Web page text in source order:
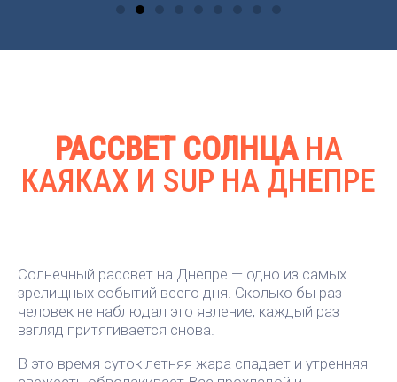
РАССВЕТ СОЛНЦАНА
КАЯКАХ И SUP НА ДНЕПРЕ
Солнечный рассвет на Днепре — одно из самых
зрелищных событий всего дня. Сколько бы раз
человек не наблюдал это явление, каждый раз
взгляд притягивается снова.
В это время суток летняя жара спадает и утренняя